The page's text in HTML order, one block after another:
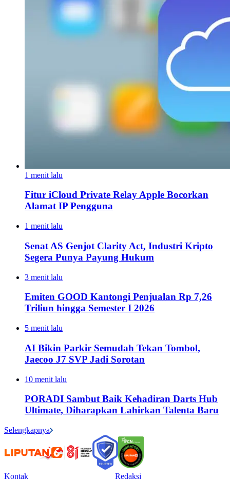
1 menit lalu
Fitur iCloud Private Relay Apple Bocorkan
Alamat IP Pengguna
1 menit lalu
Senat AS Genjot Clarity Act, Industri Kripto
Segera Punya Payung Hukum
3 menit lalu
Emiten GOOD Kantongi Penjualan Rp 7,26
Triliun hingga Semester I 2026
5 menit lalu
AI Bikin Parkir Semudah Tekan Tombol,
Jaecoo J7 SVP Jadi Sorotan
10 menit lalu
PORADI Sambut Baik Kehadiran Darts Hub
Ultimate, Diharapkan Lahirkan Talenta Baru
Selengkapnya
Kontak Redaksi